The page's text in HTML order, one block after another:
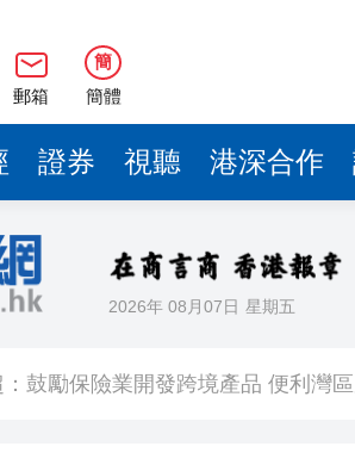
郵箱
簡
簡體
證券 視聽 港深合作
2026年 08月07日 星期五
鼓勵保險業開發跨境產品 便利灣